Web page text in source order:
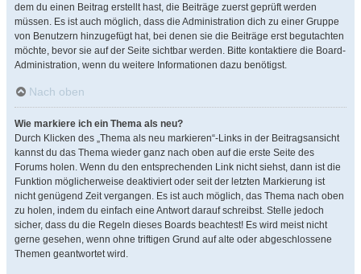
dem du einen Beitrag erstellt hast, die Beiträge zuerst geprüft werden
müssen. Es ist auch möglich, dass die Administration dich zu einer Gruppe
von Benutzern hinzugefügt hat, bei denen sie die Beiträge erst begutachten
möchte, bevor sie auf der Seite sichtbar werden. Bitte kontaktiere die Board-
Administration, wenn du weitere Informationen dazu benötigst.
Nach oben
Wie markiere ich ein Thema als neu?
Durch Klicken des „Thema als neu markieren“-Links in der Beitragsansicht
kannst du das Thema wieder ganz nach oben auf die erste Seite des
Forums holen. Wenn du den entsprechenden Link nicht siehst, dann ist die
Funktion möglicherweise deaktiviert oder seit der letzten Markierung ist
nicht genügend Zeit vergangen. Es ist auch möglich, das Thema nach oben
zu holen, indem du einfach eine Antwort darauf schreibst. Stelle jedoch
sicher, dass du die Regeln dieses Boards beachtest! Es wird meist nicht
gerne gesehen, wenn ohne triftigen Grund auf alte oder abgeschlossene
Themen geantwortet wird.